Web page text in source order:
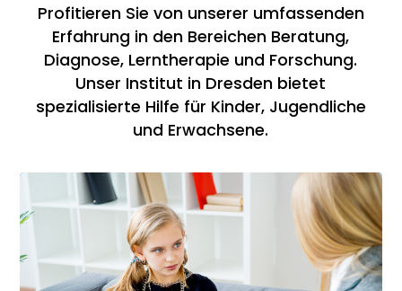
Profitieren Sie von unserer umfassenden
Erfahrung in den Bereichen Beratung,
Diagnose, Lerntherapie und Forschung.
Unser Institut in Dresden bietet
spezialisierte Hilfe für Kinder, Jugendliche
und Erwachsene.